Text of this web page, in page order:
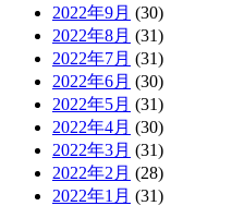
2022年9月 (30)
2022年8月 (31)
2022年7月 (31)
2022年6月 (30)
2022年5月 (31)
2022年4月 (30)
2022年3月 (31)
2022年2月 (28)
2022年1月 (31)